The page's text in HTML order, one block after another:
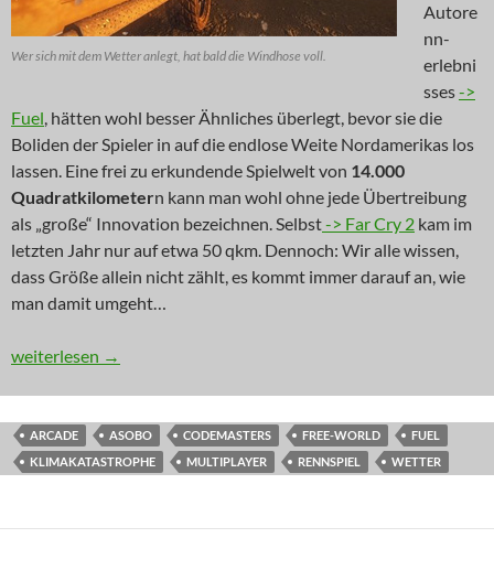
Wer sich mit dem Wetter anlegt, hat bald die Windhose voll.
Autore
nn-
erlebni
sses->
Fuel, hätten wohl besser Ähnliches überlegt, bevor sie die
Boliden der Spieler in auf die endlose Weite Nordamerikas los
lassen. Eine frei zu erkundende Spielwelt von 14.000
Quadratkilometern kann man wohl ohne jede Übertreibung
als „große“ Innovation bezeichnen. Selbst-> Far Cry 2 kam im
letzten Jahr nur auf etwa 50 qkm. Dennoch: Wir alle wissen,
dass Größe allein nicht zählt, es kommt immer darauf an, wie
man damit umgeht…
INNOVATION: Fuel daneben
weiterlesen →
ARCADE ASOBO CODEMASTERS FREE-WORLD
FUEL
KLIMAKATASTROPHE
MULTIPLAYER RENNSPIEL WETTER